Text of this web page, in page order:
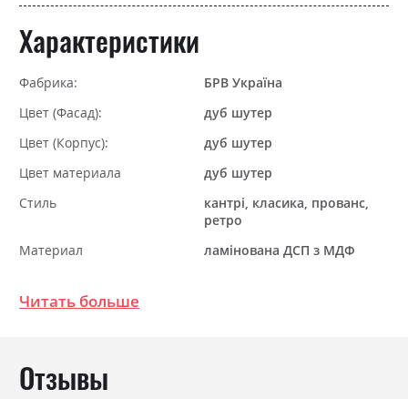
Характеристики
Фабрика:
БРВ Україна
Цвет (Фасад):
дуб шутер
Цвет (Корпус):
дуб шутер
Цвет материала
дуб шутер
Стиль
кантрі, класика, прованс,
ретро
Материал
ламінована ДСП з МДФ
Читать больше
Отзывы